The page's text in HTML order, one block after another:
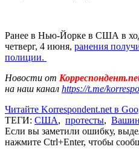
Ранее в Нью-Йорке в США в
четверг, 4 июня, ранения
полиции.
Новости от
на наш канал https://t.me/
Читайте Korrespondent.net в
ТЕГИ: США, протесты,
Если вы заметили ошибку,
нажмите Ctrl+Enter, чтобы